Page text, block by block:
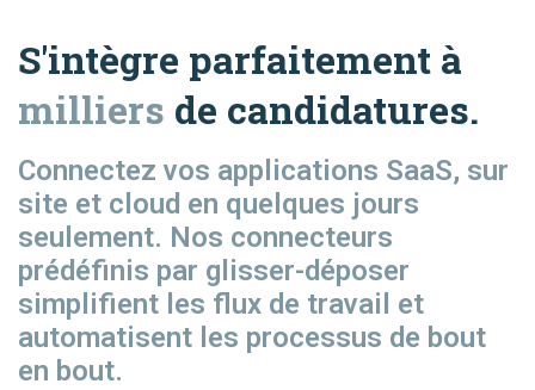
S'intègre parfaitement à
milliers de candidatures.
Connectez vos applications SaaS, sur
site et cloud en quelques jours
seulement. Nos connecteurs
prédéfinis par glisser-déposer
simplifient les flux de travail et
automatisent les processus de bout
en bout.